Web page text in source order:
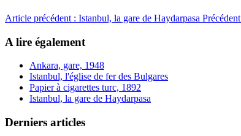
Article précédent : Istanbul, la gare de Haydarpasa Précédent
A lire également
Ankara, gare, 1948
Istanbul, l'église de fer des Bulgares
Papier à cigarettes turc, 1892
Istanbul, la gare de Haydarpasa
Derniers articles